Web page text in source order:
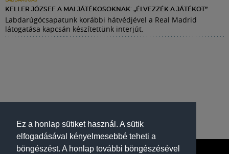
Ez a honlap sütiket használ. A sütik
elfogadásával kényelmesebbé teheti a
böngészést. A honlap további böngészésével
KELLER JÓZSEF A MAI JÁTÉKOSOKNAK: „ÉLVEZZÉK A JÁTÉKOT”
Labdarúgócsapatunk korábbi hátvédjével a Real Madrid
látogatása kapcsán készítettünk interjút.